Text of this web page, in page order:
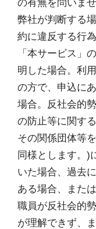
の有無を問いま
弊社が判断する
約に違反する行
「本サービス」
明した場合。利
の方で、申込に
場合。反社会的
の防止等に関す
その関係団体等
同様とします。)
いた場合、過去
ある場合、また
職員が反社会的
が理解できず、